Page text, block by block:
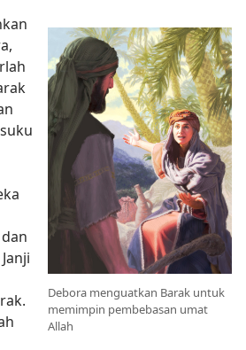
Debora menguatkan Barak untuk
memimpin pembebasan umat
Allah